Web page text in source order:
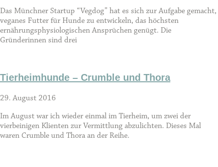
Das Münchner Startup “Vegdog” hat es sich zur Aufgabe gemacht,
veganes Futter für Hunde zu entwickeln, das höchsten
ernährungsphysiologischen Ansprüchen genügt. Die
Gründerinnen sind drei
Tierheimhunde – Crumble und Thora
29. August 2016
Im August war ich wieder einmal im Tierheim, um zwei der
vierbeinigen Klienten zur Vermittlung abzulichten. Dieses Mal
waren Crumble und Thora an der Reihe.